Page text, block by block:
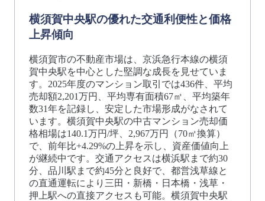
横須賀中央駅の優れた交通利便性と価格
上昇傾向
横須賀市の不動産市場は、京浜急行本線の横須
賀中央駅を中心とした堅調な成長を見せていま
す。2025年度のマンション取引では436件、平均
売却額2,201万円、平均専有面積67㎡、平均築年
数31年を記録し、安定した市場形成がなされて
います。横須賀中央駅の中古マンション売却価
格相場は140.1万円/坪、2,967万円（70㎡換算）
で、前年比+4.29%の上昇を示し、資産価値向上
が継続中です。交通アクセスは横浜駅まで約30
分、品川駅まで約45分と良好で、都営浅草線と
の直通運転により三田・新橋・日本橋・浅草・
押上駅への直接アクセスも可能。横須賀中央駅